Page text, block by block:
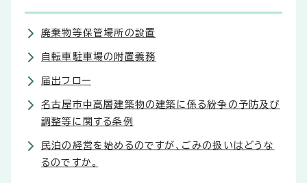
廃棄物等保管場所の設置
自転車駐車場の附置義務
届出フロー
名古屋市中高層建築物の建築に係る紛争の予防及び
調整等に関する条例
民泊の経営を始めるのですが、ごみの扱いはどうな
るのですか。